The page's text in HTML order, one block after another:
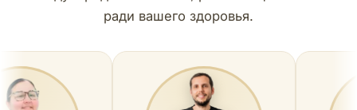
ради вашего здоровья.